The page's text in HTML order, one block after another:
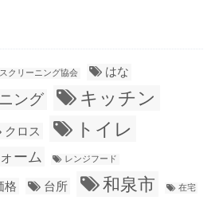
クリーニング協会 はな
ング キッチン
クロス トイレ
ーム レンジフード
格 台所 和泉市 在宅